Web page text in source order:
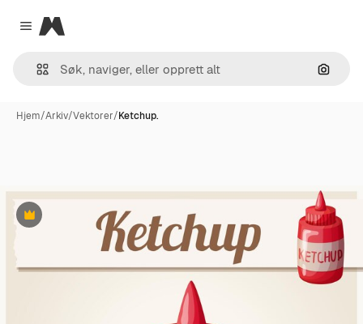
Close menu
Magnific
Søk
Hjem/Arkiv/Vektorer/Ketchup.
Premium